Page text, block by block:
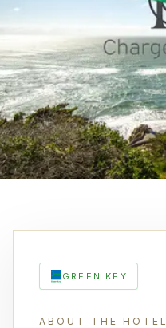
GREEN KEY
ABOUT THE HOTEL